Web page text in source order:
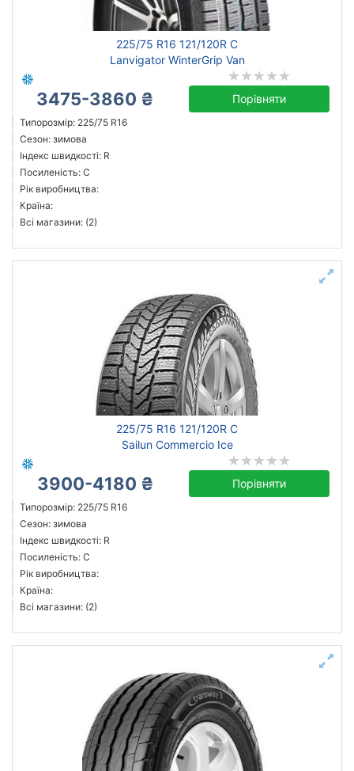
225/75 R16 121/120R C
Lanvigator WinterGrip Van
3475-3860 ₴ Порівняти
Типорозмір: 225/75 R16
Сезон: зимова
Індекс швидкості: R
Посиленість: C
Рік виробництва:
Країна:
Всі магазини: (2)
225/75 R16 121/120R C
Sailun Commercio Ice
3900-4180 ₴ Порівняти
Типорозмір: 225/75 R16
Сезон: зимова
Індекс швидкості: R
Посиленість: C
Рік виробництва:
Країна:
Всі магазини: (2)